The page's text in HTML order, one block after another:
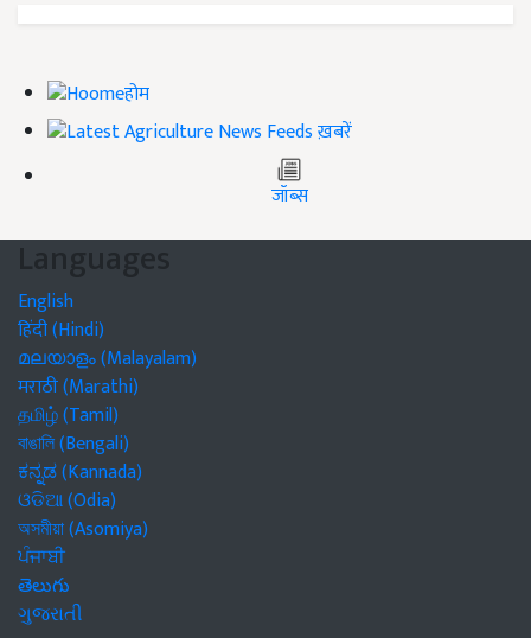
होम
ख़बरें
जॉब्स
Languages
English
हिंदी (Hindi)
മലയാളം (Malayalam)
मराठी (Marathi)
தமிழ் (Tamil)
বাঙালি (Bengali)
ಕನ್ನಡ (Kannada)
ଓଡିଆ (Odia)
অসমীয়া (Asomiya)
ਪੰਜਾਬੀ
తెలుగు
ગુજરાતી